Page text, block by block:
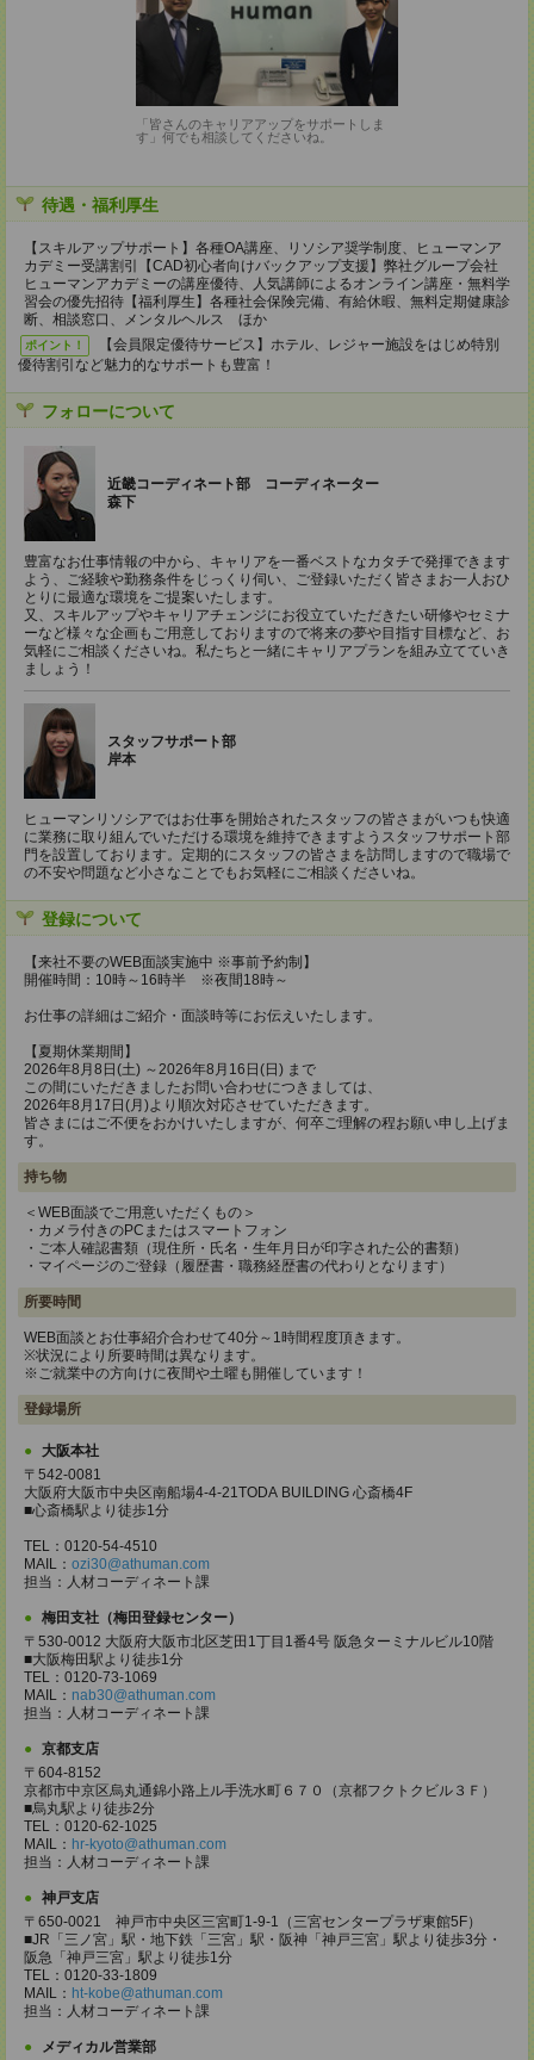
「皆さんのキャリアアップをサポートしま
す」何でも相談してくださいね。
待遇・福利厚生
【スキルアップサポート】各種OA講座、リソシア奨学制度、ヒューマンア
カデミー受講割引【CAD初心者向けバックアップ支援】弊社グループ会社
ヒューマンアカデミーの講座優待、人気講師によるオンライン講座・無料学
習会の優先招待【福利厚生】各種社会保険完備、有給休暇、無料定期健康診
断、相談窓口、メンタルヘルス ほか
ポイント！
【会員限定優待サービス】ホテル、レジャー施設をはじめ特別
優待割引など魅力的なサポートも豊富！
フォローについて
近畿コーディネート部 コーディネーター
森下
豊富なお仕事情報の中から、キャリアを一番ベストなカタチで発揮できます
よう、ご経験や勤務条件をじっくり伺い、ご登録いただく皆さまお一人おひ
とりに最適な環境をご提案いたします。
又、スキルアップやキャリアチェンジにお役立ていただきたい研修やセミナ
ーなど様々な企画もご用意しておりますので将来の夢や目指す目標など、お
気軽にご相談くださいね。私たちと一緒にキャリアプランを組み立てていき
ましょう！
スタッフサポート部
岸本
ヒューマンリソシアではお仕事を開始されたスタッフの皆さまがいつも快適
に業務に取り組んでいただける環境を維持できますようスタッフサポート部
門を設置しております。定期的にスタッフの皆さまを訪問しますので職場で
の不安や問題など小さなことでもお気軽にご相談くださいね。
登録について
【来社不要のWEB面談実施中 ※事前予約制】
開催時間：10時～16時半 ※夜間18時～
お仕事の詳細はご紹介・面談時等にお伝えいたします。
【夏期休業期間】
2026年8月8日(土) ～2026年8月16日(日) まで
この間にいただきましたお問い合わせにつきましては、
2026年8月17日(月)より順次対応させていただきます。
皆さまにはご不便をおかけいたしますが、何卒ご理解の程お願い申し上げま
す。
持ち物
＜WEB面談でご用意いただくもの＞
・カメラ付きのPCまたはスマートフォン
・ご本人確認書類（現住所・氏名・生年月日が印字された公的書類）
・マイページのご登録（履歴書・職務経歴書の代わりとなります）
所要時間
WEB面談とお仕事紹介合わせて40分～1時間程度頂きます。
※状況により所要時間は異なります。
※ご就業中の方向けに夜間や土曜も開催しています！
登録場所
大阪本社
〒542-0081
大阪府大阪市中央区南船場4-4-21TODA BUILDING 心斎橋4F
■心斎橋駅より徒歩1分
TEL：0120-54-4510
MAIL： ozi30@athuman.com
担当：人材コーディネート課
梅田支社（梅田登録センター）
〒530-0012 大阪府大阪市北区芝田1丁目1番4号 阪急ターミナルビル10階
■大阪梅田駅より徒歩1分
TEL：0120-73-1069
MAIL： nab30@athuman.com
担当：人材コーディネート課
京都支店
〒604-8152
京都市中京区烏丸通錦小路上ル手洗水町６７０（京都フクトクビル３Ｆ）
■烏丸駅より徒歩2分
TEL：0120-62-1025
MAIL： hr-kyoto@athuman.com
担当：人材コーディネート課
神戸支店
〒650-0021 神戸市中央区三宮町1-9-1（三宮センタープラザ東館5F）
■JR「三ノ宮」駅・地下鉄「三宮」駅・阪神「神戸三宮」駅より徒歩3分・
阪急「神戸三宮」駅より徒歩1分
TEL：0120-33-1809
MAIL： ht-kobe@athuman.com
担当：人材コーディネート課
メディカル営業部